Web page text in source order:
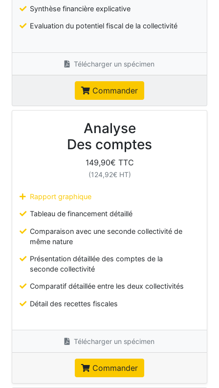
Synthèse financière explicative
Evaluation du potentiel fiscal de la collectivité
Télécharger un spécimen
Commander
Analyse
Des comptes
149,90€ TTC
(124,92€ HT)
Rapport graphique
Tableau de financement détaillé
Comparaison avec une seconde collectivité de
même nature
Présentation détaillée des comptes de la
seconde collectivité
Comparatif détaillée entre les deux collectivités
Détail des recettes fiscales
Télécharger un spécimen
Commander